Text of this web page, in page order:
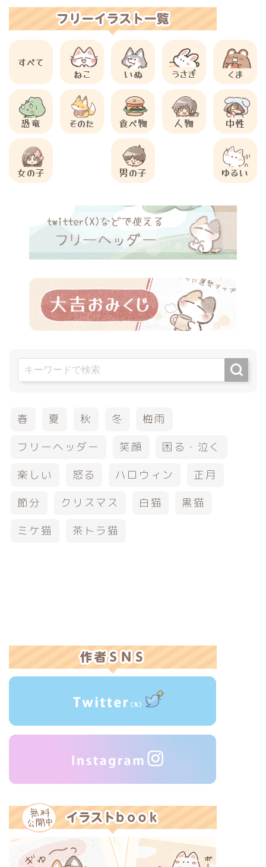
すべて
ねこ
いぬ うさぎ くま
恐竜 そのた 食べ物 人物 中性
女の子 男の子 ゆるい
春 夏 秋 冬
梅雨
フリーヘッダー
笑顔
困る・泣く
楽しい
怒る ハロウィン
正月
節分
クリスマス 白猫
黒猫
ミケ猫
茶トラ猫